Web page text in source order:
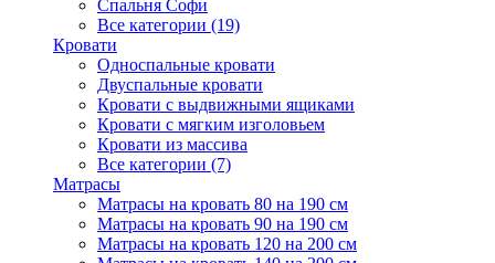
Спальня Софи
Все категории (19)
Кровати
Односпальные кровати
Двуспальные кровати
Кровати с выдвижными ящиками
Кровати с мягким изголовьем
Кровати из массива
Все категории (7)
Матрасы
Матрасы на кровать 80 на 190 см
Матрасы на кровать 90 на 190 см
Матрасы на кровать 120 на 200 см